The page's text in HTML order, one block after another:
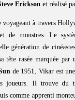
Erickson et réalisé
voyageant à travers
de monstres. Le
génération de
tête rasée marquée
de 1951, Vikar est
joueurs. Il trouve du
comme apprenti